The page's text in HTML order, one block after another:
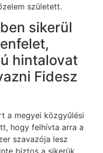
született.
sikerül
hintalovat
Fidesz
a megyei közgyűlési
hogy felhívta arra a
szavazója lesz